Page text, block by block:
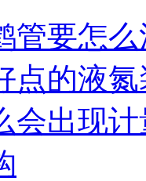
管要怎么
点的液氮
会出现